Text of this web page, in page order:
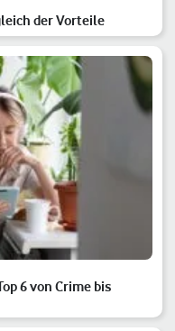
der Vorteile
6 von Crime bis